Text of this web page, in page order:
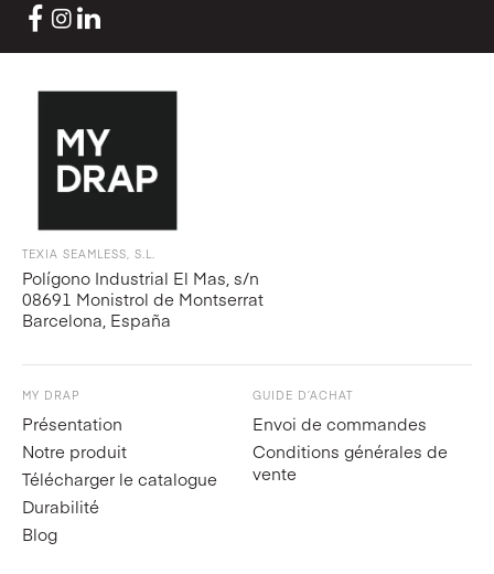
TEXIA SEAMLESS, S.L.
Polígono Industrial El Mas, s/n
08691 Monistrol de Montserrat
Barcelona, España
MY DRAP
Présentation
Notre produit
Télécharger le catalogue
Durabilité
Blog
GUIDE D’ACHAT
Envoi de commandes
Conditions générales de
vente